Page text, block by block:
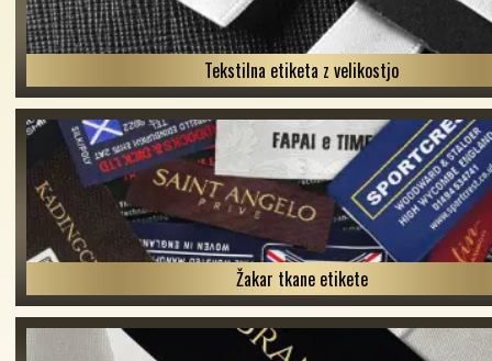
Tekstilna etiketa z velikostjo
Žakar tkane etikete